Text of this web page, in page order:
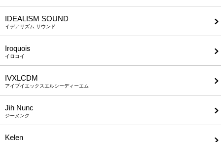
IDEALISM SOUND
イデアリズム サウンド
Iroquois
イロコイ
IVXLCDM
アイブイエックスエルシーディーエム
Jih Nunc
ジーヌンク
Kelen